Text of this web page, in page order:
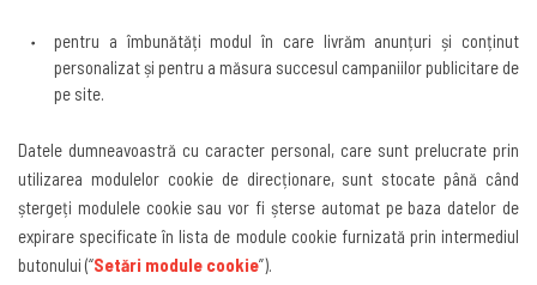
pentru a îmbunătăți modul în care livrăm anunțuri și conținut
personalizat și pentru a măsura succesul campaniilor publicitare de
pe site.
Datele dumneavoastră cu caracter personal, care sunt prelucrate prin
utilizarea modulelor cookie de direcționare, sunt stocate până când
ștergeți modulele cookie sau vor fi șterse automat pe baza datelor de
expirare specificate în lista de module cookie furnizată prin intermediul
butonului (“Setări module cookie”).